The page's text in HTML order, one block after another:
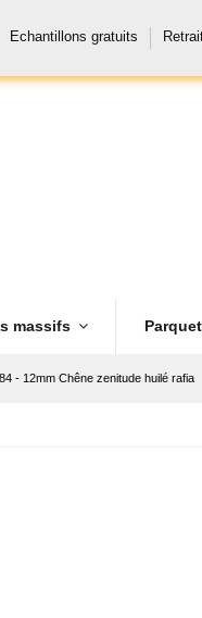
Echantillons gratuits
massifs
- 12mm Chêne zenitude huilé rafia